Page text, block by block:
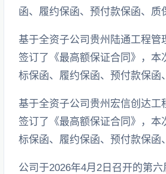
函、履约保函、预付款保函、质
基于全资子公司贵州陆通工程管
签订了《最高额保证合同》，本
标保函、履约保函、预付款保函
基于全资子公司贵州宏信创达工
签订了《最高额保证合同》，本
标保函、履约保函、预付款保函
公司于2026年4月2日召开的第